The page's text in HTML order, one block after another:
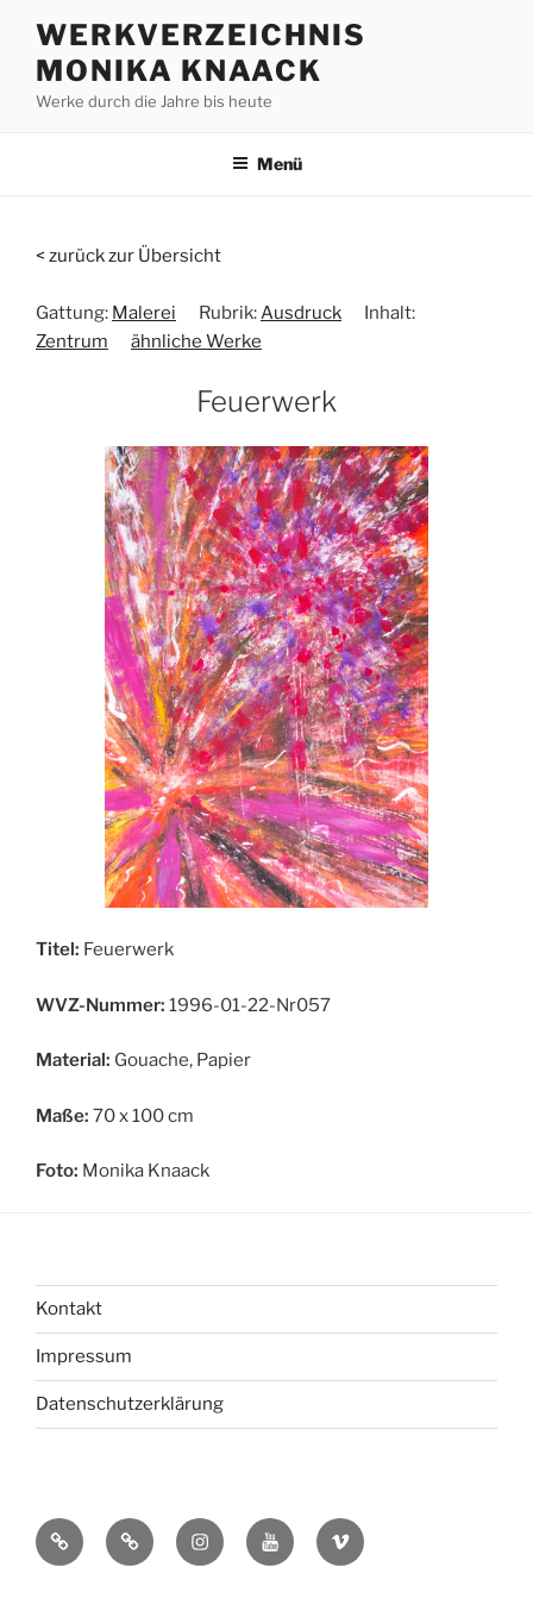
Inhalt
springen
WERKVERZEICHNIS
MONIKA KNAACK
Werke durch die Jahre bis heute
Menü
< zurück zur Übersicht
Gattung: Malerei Rubrik: Ausdruck
Inhalt:
Zentrum
ähnliche Werke
Feuerwerk
Titel: Feuerwerk
WVZ-Nummer: 1996-01-22-Nr057
Material: Gouache, Papier
Maße: 70 x 100 cm
Foto: Monika Knaack
Kontakt
Impressum
Datenschutzerklärung
bsky MastadonInstagramYou
Tube
Vimeo